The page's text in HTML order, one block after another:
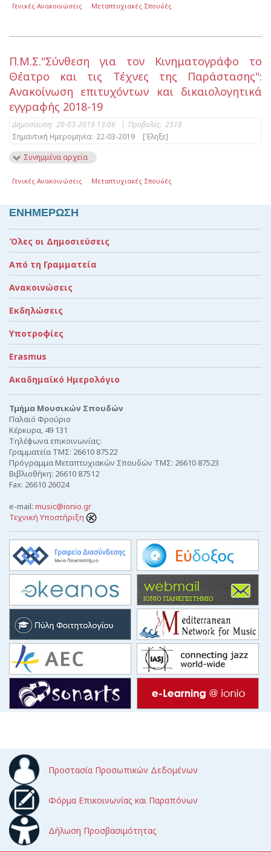
Γενικές Ανακοινώσεις Μεταπτυχιακές Σπουδές
Π.Μ.Σ."Σύνθεση για τον Κινηματογράφο το
Θέατρο και τις Τέχνες της Παράστασης":
Ανακοίνωση επιτυχόντων και δικαιολογητικά
εγγραφής 2018-19
Δημοσίευση: 20-03-2019 13:06 | Προβολές: 2518
Σημαντική Ημερομηνία: 22-03-2019
[Έληξε]
Συνημμένα αρχεία
Γενικές Ανακοινώσεις Μεταπτυχιακές Σπουδές
ΕΝΗΜΕΡΩΣΗ
Όλες οι Δημοσιεύσεις
Από τη Γραμματεία
Ανακοινώσεις
Εκδηλώσεις
Υποτροφίες
Erasmus
Ακαδημαϊκό Ημερολόγιο
Τμήμα Μουσικών Σπουδών
Παλαιό Φρούριο
Κέρκυρα, 49 131
Τηλέφωνα επικοινωνίας:
Γραμματεία ΤΜΣ: 26610 87522
Πρόγραμμα Μεταπτυχιακών Σπουδών ΤΜΣ: 26610 87523
Βιβλιοθήκη: 26610 87512
Fax: 26610 26024
e-mail: music@ionio.gr
Τεχνική Υποστήριξη
Προστασία Προσωπικών Δεδομένων
Φόρμα Επικοινωνίας και Παραπόνων
Δήλωση Προσβασιμότητας